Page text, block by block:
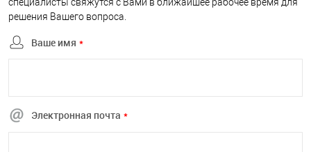
решения Вашего вопроса.
Ваше имя *
Электронная почта *